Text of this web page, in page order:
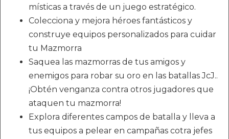
místicas a través de un juego estratégico.
Colecciona y mejora héroes fantásticos y
construye equipos personalizados para cuidar
tu Mazmorra
Saquea las mazmorras de tus amigos y
enemigos para robar su oro en las batallas JcJ..
¡Obtén venganza contra otros jugadores que
ataquen tu mazmorra!
Explora diferentes campos de batalla y lleva a
tus equipos a pelear en campañas cotra jefes